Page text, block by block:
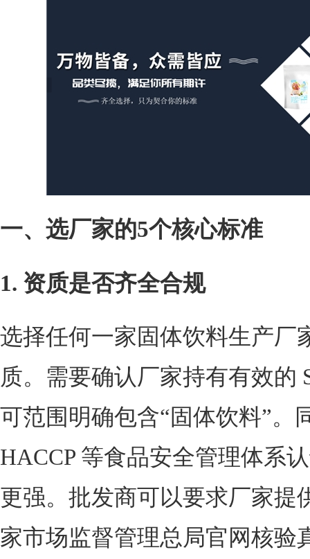
一、选厂家的5个核心标准
1. 资质是否齐全合规
选择任何一家固体饮料生产厂
质。需要确认厂家持有有效的
可范围明确包含“固体饮料”。
HACCP 等食品安全管理体系
更强。批发商可以要求厂家提
家市场监督管理总局官网核验